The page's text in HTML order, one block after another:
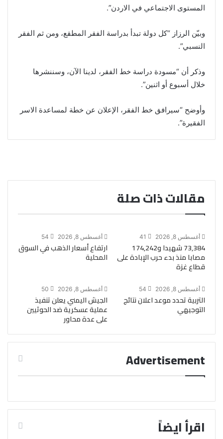
المستوى الاجتماعي في الاردن”.
وبيّن الرزاز “كل دولة تبدأ بدراسة الفقر المطقع، ومن ثم الفقر
النسبي”.
وذكر أن “مسودة دراسة خط الفقر، لدينا الآن، وسننشرها
خلال أسبوع أو اثنين”.
وأوضح “سيرافق خط الفقر، الإعلان عن خطة لمساعدة الاسر
الفقيرة”.
مقالات ذات صلة
أغسطس 8, 2026 41
73,384 شهيدا و174,242
مصابا منذ بدء حرب الإبادة على
قطاع غزة
أغسطس 8, 2026 54
ارتفاع أسعار الذهب في السوق
المحلية
أغسطس 8, 2026 54
التربية تحدد موعد اعلان نتائج
التوجيهي
أغسطس 8, 2026 50
الجيش اليمني يعلن تنفيذ
عملية عسكرية ضد الحوثيين
على عدة محاور
Advertisement
اقرأ ايضاً